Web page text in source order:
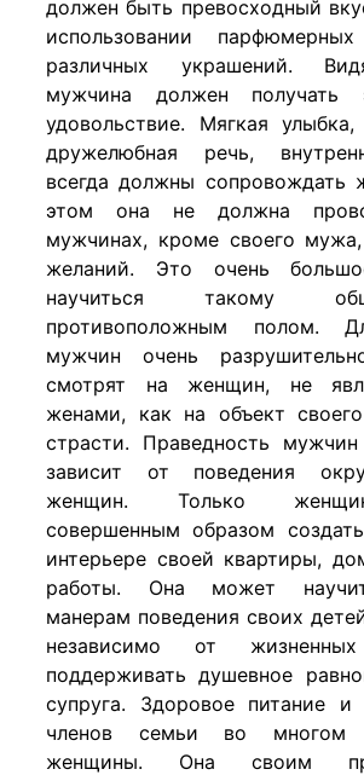
должен быть превосходный
использовании
различных украшений.
мужчина должен получать
удовольствие. Мягкая
дружелюбная речь,
всегда должны сопровождать
этом она не должна
мужчинах, кроме своего мужа,
желаний. Это очень
научиться такому
противоположным полом.
мужчин очень
смотрят на женщин, не
женами, как на объект
страсти. Праведность
зависит от поведения
женщин. Только
совершенным образом
интерьере своей квартиры,
работы. Она может
манерам поведения своих
независимо от
поддерживать душевное
супруга. Здоровое питание
членов семьи во многом
женщины. Она своим